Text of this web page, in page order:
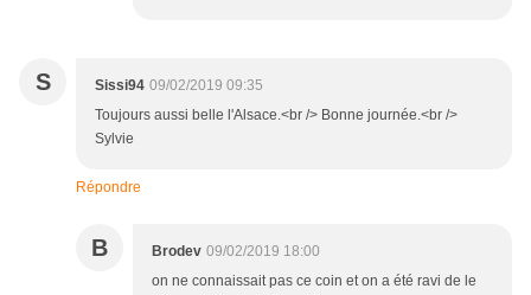
S Sissi94 09/02/2019 09:35
Toujours aussi belle l'Alsace.<br /> Bonne journée.<br />
Sylvie
Répondre
B Brodev 09/02/2019 18:00
on ne connaissait pas ce coin et on a été ravi de le